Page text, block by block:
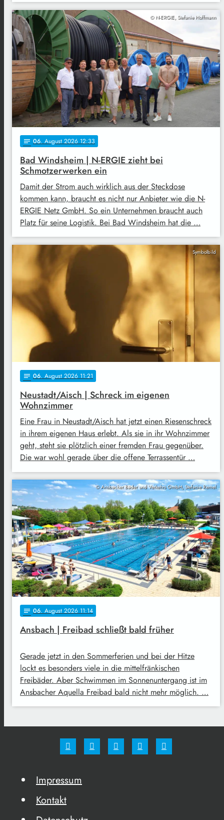
© N-ERGIE, Stefanie Hoffmann
notes 06. August 2026 12:33
Bad Windsheim | N-ERGIE zieht bei
Schmotzerwerken ein
Damit der Strom auch wirklich aus der Steckdose
kommen kann, braucht es nicht nur Anbieter wie die N-
ERGIE Netz GmbH. So ein Unternehmen braucht auch
Platz für seine Logistik. Bei Bad Windsheim hat die …
Symbolbild
notes 06. August 2026 11:21
Neustadt/Aisch | Schreck im eigenen
Wohnzimmer
Eine Frau in Neustadt/Aisch hat jetzt einen Riesenschreck
in ihrem eigenen Haus erlebt. Als sie in ihr Wohnzimmer
geht, steht sie plötzlich einer fremden Frau gegenüber.
Die war wohl gerade über die offene Terrassentür …
© Ansbacher Bäder und Verkehrs GmbH, Stefanie Remel
notes 06. August 2026 11:14
Ansbach | Freibad schließt bald früher
Gerade jetzt in den Sommerferien und bei der Hitze
lockt es besonders viele in die mittelfränkischen
Freibäder. Aber Schwimmen im Sonnenuntergang ist im
Ansbacher Aquella Freibad bald nicht mehr möglich. …
Impressum
Kontakt